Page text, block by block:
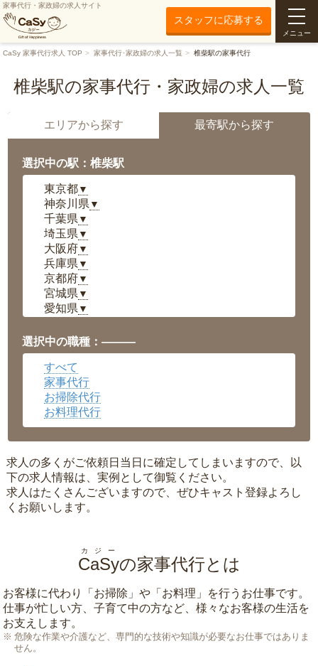
家事代行・家政婦の求人サイト
スタッフに応募する
メニュー
CaSy 家事代行求人 TOP 家事代行･家政婦の求人一覧 椎柴駅の家事代行
椎柴駅の家事代行・家政婦の求人一覧
エリアから探す 最寄駅から探す
選択中の駅：椎柴駅
東京都▼
神奈川県 ▼
千葉県 ▼
埼玉県 ▼
大阪府▼
兵庫県 ▼
京都府▼
宮城県 ▼
愛知県 ▼
岡山県▼
広島県▼
沖縄県
選択中の職種：———
すべて
家事代行
お掃除代行
お料理代行
求人の多くがご依頼日当日に確定してしまいますので、以
下の求人情報は、実例として御覧ください。
求人はたくさんございますので、ぜひキャスト登録よろし
くお願いします。
CaSy
カジー
の家事代行とは
お客様に代わり「 お掃除 」や「 お料理 」を行うお仕事です。
仕事が忙しい方、子育て中の方など、様々なお客様の生活を
お支えします。
危険な作業や介護など、専門的な技術や知識が必要なお仕事ではありま
せん。